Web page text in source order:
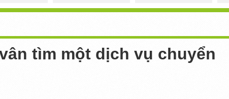
tìm một dịch vụ chuyển